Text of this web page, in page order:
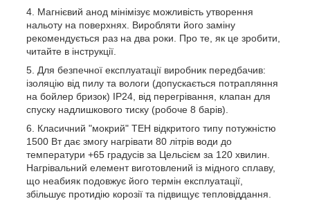
Магнієвий анод мінімізує можливість утворення
нальоту на поверхнях. Виробляти його заміну
рекомендується раз на два роки. Про те, як це зробити,
читайте в інструкції.
Для безпечної експлуатації виробник передбачив:
ізоляцію від пилу та вологи (допускається потрапляння
на бойлер бризок) IP24, від перегрівання, клапан для
спуску надлишкового тиску (робоче 8 барів).
Класичний "мокрий" ТЕН відкритого типу потужністю
1500 Вт дає змогу нагрівати 80 літрів води до
температури +65 градусів за Цельсієм за 120 хвилин.
Нагрівальний елемент виготовлений із мідного сплаву,
що неабияк подовжує його термін експлуатації,
збільшує протидію корозії та підвищує тепловіддання.